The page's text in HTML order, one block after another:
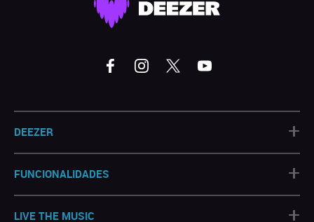
DEEZER +
FUNCIONALIDADES +
LIVE THE MUSIC +